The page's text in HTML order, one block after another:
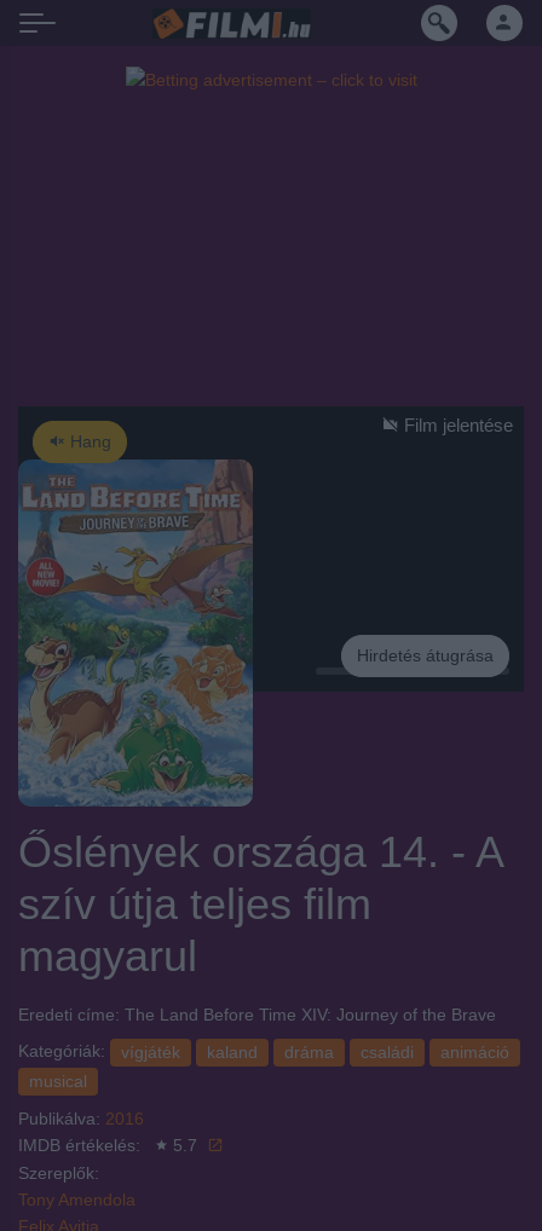
Hang
Hirdetés
Hirdetés átugrása
Film jelentése
Őslények országa 14. - A
szív útja teljes film
magyarul
Eredeti címe: The Land Before Time XIV: Journey of the Brave
Kategóriák:
vígjáték kaland dráma családi
animáció
musical
Publikálva: 2016
IMDB értékelés:
5.7
Szereplők:
Tony Amendola
Felix Avitia